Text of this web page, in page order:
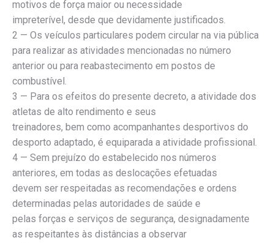
motivos de força maior ou necessidade
impreterível, desde que devidamente justificados.
2 — Os veículos particulares podem circular na via pública
para realizar as atividades mencionadas no número
anterior ou para reabastecimento em postos de
combustível.
3 — Para os efeitos do presente decreto, a atividade dos
atletas de alto rendimento e seus
treinadores, bem como acompanhantes desportivos do
desporto adaptado, é equiparada a atividade profissional.
4 — Sem prejuízo do estabelecido nos números
anteriores, em todas as deslocações efetuadas
devem ser respeitadas as recomendações e ordens
determinadas pelas autoridades de saúde e
pelas forças e serviços de segurança, designadamente
as respeitantes às distâncias a observar